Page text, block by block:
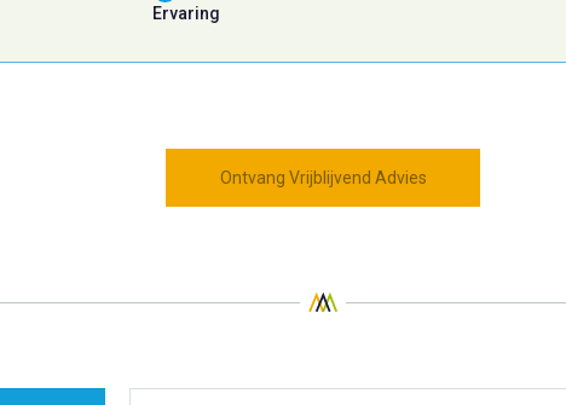
Ervaring
Ontvang Vrijblijvend Advies